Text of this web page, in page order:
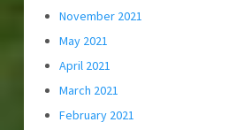
November 2021
May 2021
April 2021
March 2021
February 2021